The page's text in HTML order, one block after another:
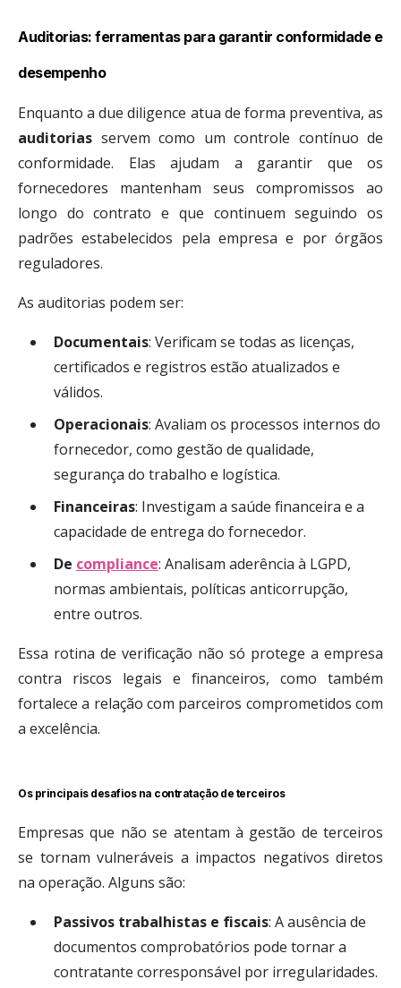
Auditorias: ferramentas para garantir conformidade e
desempenho
Enquanto a due diligence atua de forma preventiva, as
auditorias servem como um controle contínuo de
conformidade. Elas ajudam a garantir que os
fornecedores mantenham seus compromissos ao
longo do contrato e que continuem seguindo os
padrões estabelecidos pela empresa e por órgãos
reguladores.
As auditorias podem ser:
Documentais: Verificam se todas as licenças,
certificados e registros estão atualizados e
válidos.
Operacionais: Avaliam os processos internos do
fornecedor, como gestão de qualidade,
segurança do trabalho e logística.
Financeiras: Investigam a saúde financeira e a
capacidade de entrega do fornecedor.
De compliance: Analisam aderência à LGPD,
normas ambientais, políticas anticorrupção,
entre outros.
Essa rotina de verificação não só protege a empresa
contra riscos legais e financeiros, como também
fortalece a relação com parceiros comprometidos com
a excelência.
Os principais desafios na contratação de terceiros
Empresas que não se atentam à gestão de terceiros
se tornam vulneráveis a impactos negativos diretos
na operação. Alguns são:
Passivos trabalhistas e fiscais: A ausência de
documentos comprobatórios pode tornar a
contratante corresponsável por irregularidades.